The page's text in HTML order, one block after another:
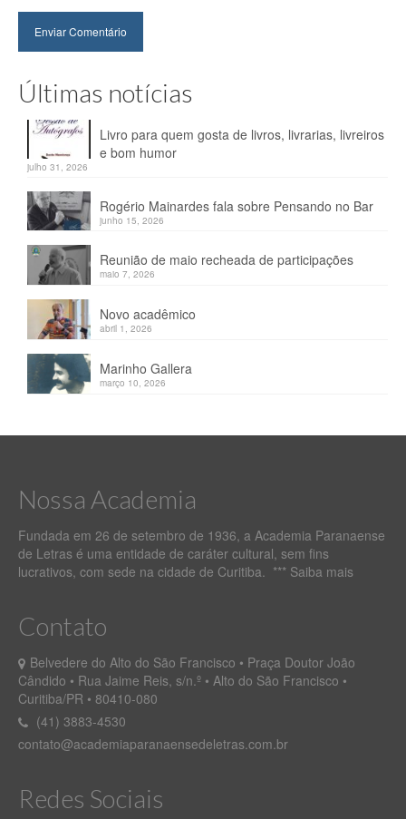
Últimas notícias
Livro para quem gosta de livros, livrarias, livreiros
e bom humor
julho 31, 2026
Rogério Mainardes fala sobre Pensando no Bar
junho 15, 2026
Reunião de maio recheada de participações
maio 7, 2026
Novo acadêmico
abril 1, 2026
Marinho Gallera
março 10, 2026
Nossa Academia
Fundada em 26 de setembro de 1936, a Academia Paranaense
de Letras é uma entidade de caráter cultural, sem fins
lucrativos, com sede na cidade de Curitiba. *** Saiba mais
Contato
Belvedere do Alto do São Francisco • Praça Doutor João
Cândido • Rua Jaime Reis, s/n.º • Alto do São Francisco •
Curitiba/PR • 80410-080
(41) 3883-4530
contato@academiaparanaensedeletras.com.br
Redes Sociais